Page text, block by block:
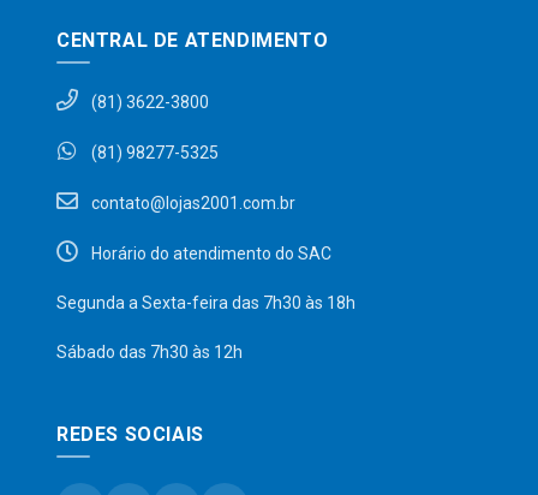
CENTRAL DE ATENDIMENTO
(81) 3622-3800
(81) 98277-5325
contato@lojas2001.com.br
Horário do atendimento do SAC
Segunda a Sexta-feira das 7h30 às 18h
Sábado das 7h30 às 12h
REDES SOCIAIS